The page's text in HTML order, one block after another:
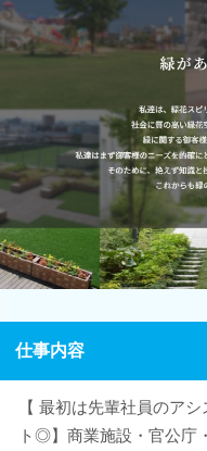
仕事内容
【 最初は先輩社員のア
ト◎】商業施設・官公庁